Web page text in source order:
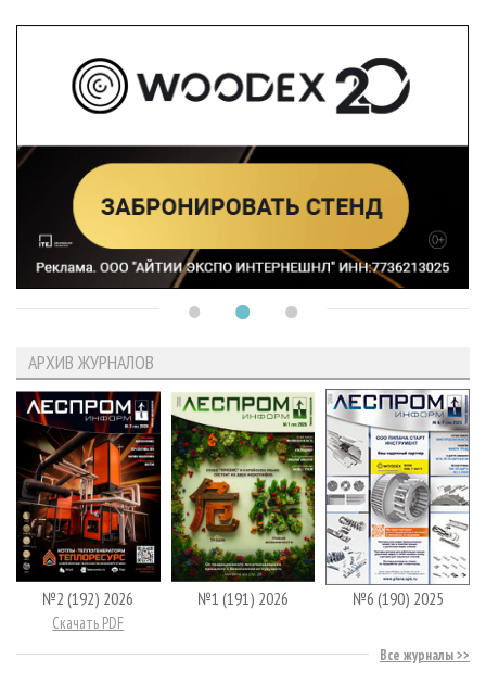
АРХИВ ЖУРНАЛОВ
№2 (192) 2026
Скачать PDF
№1 (191) 2026 №6 (190) 2025
Все журналы